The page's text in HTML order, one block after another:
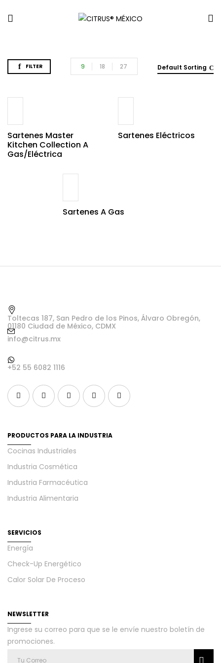
FILTER Default Sorting
9 18 27
Sartenes Master
Kitchen Collection A
Gas/eléctrica
Sartenes Eléctricos
Sartenes A Gas
Toltecas 187, San Pedro de los Pinos, Álvaro Obregón,
01180 Ciudad de México, CDMX
info@citrus.mx
+52 55 6082 1116
PRODUCTOS PARA LA INDUSTRIA
Cocinas Industriales
Industria Cosmética
Industria Farmacéutica
Industria Alimentaria
SERVICIOS
Energía
Check-Up Energético
Calor Solar De Proceso
NEWSLETTER
Ingrese su correo para que se le envíe nuestro boletín de
promociones.